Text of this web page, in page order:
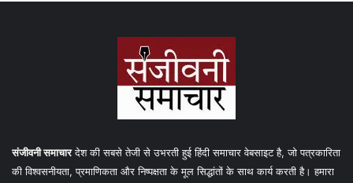
संजीवनी समाचारदेश की सबसे तेजी से उभरती हुई हिंदी समाचार वेबसाइट है, जो पत्रकारिता
की विश्वसनीयता, प्रमाणिकता और निष्पक्षता के मूल सिद्धांतों के साथ कार्य करती है। हमारा